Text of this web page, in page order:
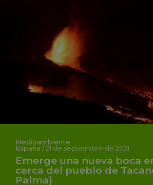
Medioambiente
España / 21 de septiembre de 2021
Emerge una nueva boca
cerca del pueblo de
Palma)